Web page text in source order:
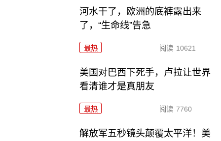
河水干了，欧洲的底裤露出来
了，“生命线”告急
最热 阅读 10621
美国对巴西下死手，卢拉让世界
看清谁才是真朋友
最热 阅读 7760
解放军五秒镜头颠覆太平洋！美